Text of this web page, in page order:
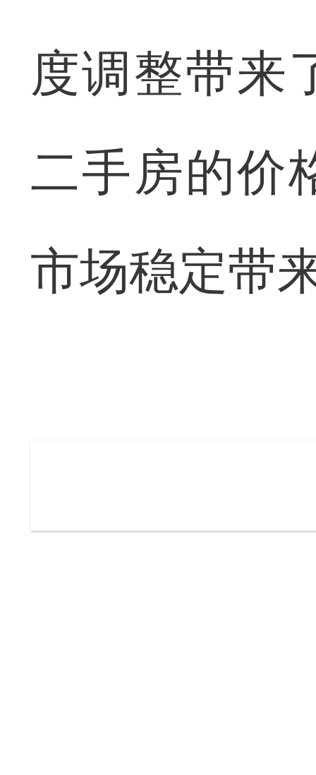
度调整带来
二手房的价
市场稳定带